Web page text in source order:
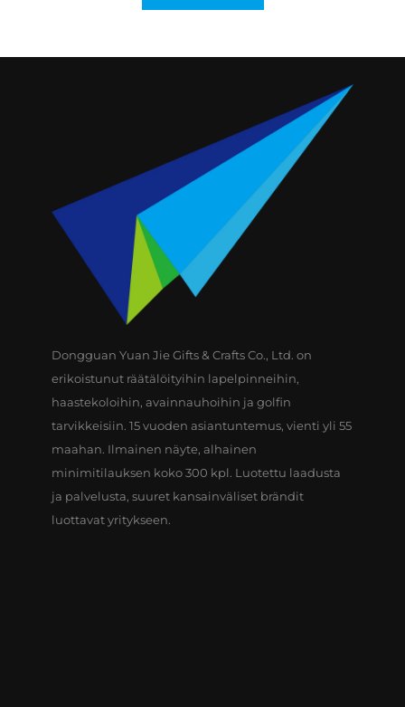
Dongguan Yuan Jie Gifts & Crafts Co., Ltd. on
erikoistunut räätälöityihin lapelpinneihin,
haastekoloihin, avainnauhoihin ja golfin
tarvikkeisiin. 15 vuoden asiantuntemus, vienti yli 55
maahan. Ilmainen näyte, alhainen
minimitilauksen koko 300 kpl. Luotettu laadusta
ja palvelusta, suuret kansainväliset brändit
luottavat yritykseen.